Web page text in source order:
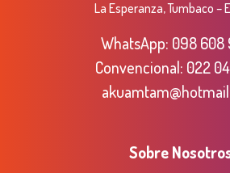
La Esperanza, Tumbaco –
WhatsApp: 098 608
Convencional: 022
Sobre